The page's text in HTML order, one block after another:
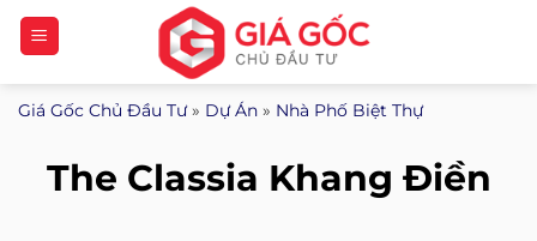
Bỏ
qua
nội
dung
Giá Gốc Chủ Đầu Tư» Dự Án » Nhà Phố Biệt Thự
The Classia Khang Điền